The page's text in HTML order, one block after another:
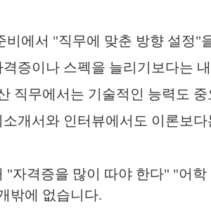
비에서 "직무에 맞춘 방향 설정"
격증이나 스펙을 늘리기보다는
직무에서는 기술적인 능력도
소개서와 인터뷰에서도 이론보
"자격증을 많이 따야 한다" "어학
밖에 없습니다.